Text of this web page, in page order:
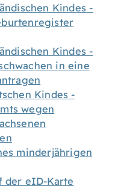
Kindes -
Kindes -
in eine
Kindes -
wegen
minderjährigen
der eID-Karte